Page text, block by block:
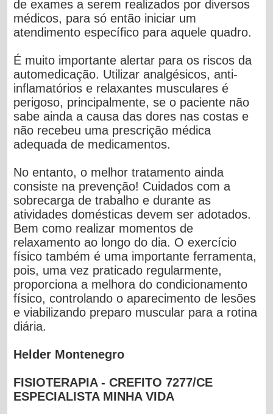
de exames a serem realizados por diversos
médicos, para só então iniciar um
atendimento específico para aquele quadro.
É muito importante alertar para os riscos da
automedicação. Utilizar analgésicos, anti-
inflamatórios e relaxantes musculares é
perigoso, principalmente, se o paciente não
sabe ainda a causa das dores nas costas e
não recebeu uma prescrição médica
adequada de medicamentos.
No entanto, o melhor tratamento ainda
consiste na prevenção! Cuidados com a
sobrecarga de trabalho e durante as
atividades domésticas devem ser adotados.
Bem como realizar momentos de
relaxamento ao longo do dia. O exercício
físico também é uma importante ferramenta,
pois, uma vez praticado regularmente,
proporciona a melhora do condicionamento
físico, controlando o aparecimento de lesões
e viabilizando preparo muscular para a rotina
diária.
Helder Montenegro
FISIOTERAPIA - CREFITO 7277/CE
ESPECIALISTA MINHA VIDA